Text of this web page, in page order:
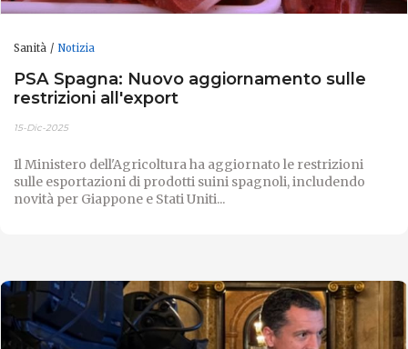
Sanità Notizia
PSA Spagna: Nuovo aggiornamento sulle
restrizioni all'export
15-Dic-2025
Il Ministero dell'Agricoltura ha aggiornato le restrizioni
sulle esportazioni di prodotti suini spagnoli, includendo
novità per Giappone e Stati Uniti...